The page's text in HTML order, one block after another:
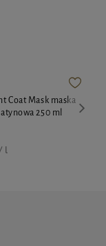
Coat Mask maska
250 ml
l